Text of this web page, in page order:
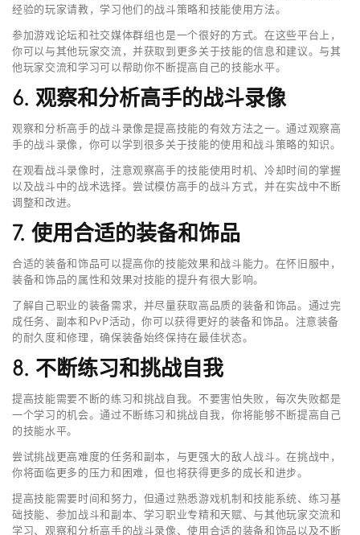
经验的玩家请教，学习他们的战斗策略和技能使用方法。
参加游戏论坛和社交媒体群组也是一个很好的方式。在这些平台上，
你可以与其他玩家交流，并获取到更多关于技能的信息和建议。与其
他玩家交流和学习可以帮助你不断提高自己的技能水平。
6. 观察和分析高手的战斗录像
观察和分析高手的战斗录像是提高技能的有效方法之一。通过观察高
手的战斗录像，你可以学到很多关于技能的使用和战斗策略的知识。
在观看战斗录像时，注意观察高手的技能使用时机、冷却时间的掌握
以及战斗中的战术选择。尝试模仿高手的战斗方式，并在实战中不断
调整和改进。
7. 使用合适的装备和饰品
合适的装备和饰品可以提高你的技能效果和战斗能力。在怀旧服中，
装备和饰品的属性和效果对技能的提升有很大影响。
了解自己职业的装备需求，并尽量获取高品质的装备和饰品。通过完
成任务、副本和PvP活动，你可以获得更好的装备和饰品。注意装备
的耐久度和修理，确保装备始终保持在最佳状态。
8. 不断练习和挑战自我
提高技能需要不断的练习和挑战自我。不要害怕失败，每次失败都是
一个学习的机会。通过不断练习和挑战自我，你将能够不断提高自己
的技能水平。
尝试挑战更高难度的任务和副本，与更强大的敌人战斗。在挑战中，
你将面临更多的压力和困难，但也将获得更多的成长和进步。
提高技能需要时间和努力，但通过熟悉游戏机制和技能系统、练习基
础技能、参加战斗和副本、学习职业专精和天赋、与其他玩家交流和
学习、观察和分析高手的战斗录像、使用合适的装备和饰品以及不断